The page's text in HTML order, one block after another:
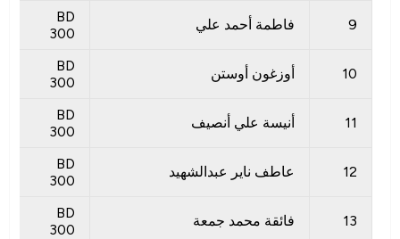
9 فاطمة أحمد علي
BD
300
10 أوزغون أوستن
BD
300
11 أنيسة علي أنصيف
BD
300
12 عاطف ناير عبدالشهيد
BD
300
13 فائقة محمد جمعة
BD
300